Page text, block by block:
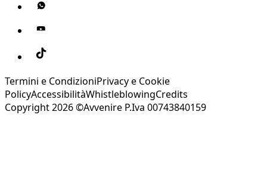
Termini e CondizioniPrivacy e Cookie
PolicyAccessibilitàWhistleblowingCredits
Copyright 2026 ©Avvenire P.Iva 00743840159